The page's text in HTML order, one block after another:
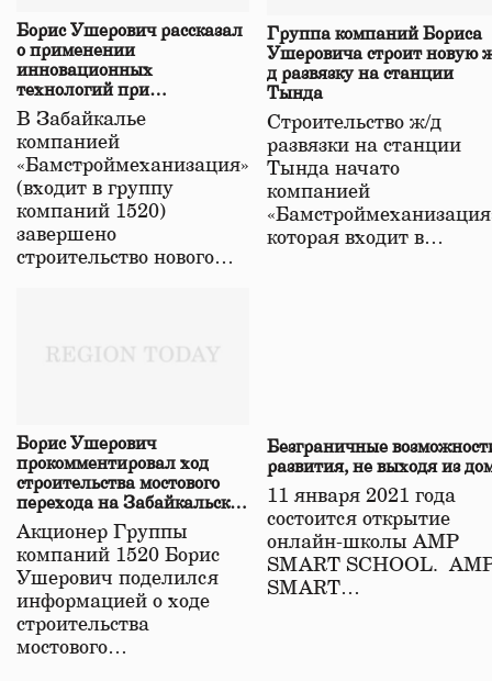
Борис Ушерович рассказал
о применении
инновационных
технологий при
строительстве нового моста
в Забайкалье
В Забайкалье
компанией
«Бамстроймеханизация»
(входит в группу
компаний 1520)
завершено
строительство нового…
Группа компаний Бориса
Ушеровича строит новую
д развязку на станции
Тында
Строительство ж/д
развязки на станции
Тында начато
компанией
которая входит в…
Борис Ушерович
прокомментировал ход
строительства мостового
перехода на Забайкальской
железной дороге
Акционер Группы
компаний 1520 Борис
Ушерович поделился
информацией о ходе
строительства
мостового…
Безграничные
развития, не выходя из
11 января 2021 года
состоится открытие
онлайн-школы АМР
SMART SCHOOL.
SMART…